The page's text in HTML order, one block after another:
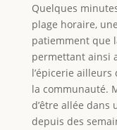
Quelques
plage horaire,
patiemment que
permettant ainsi
l’épicerie
la communauté.
d’être allée
depuis des